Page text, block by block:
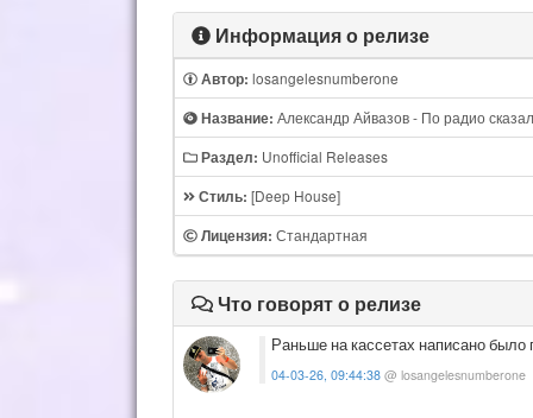
Информация о релизе
Автор: losangelesnumberone
Название: Александр Айвазов - По радио
Раздел: Unofficial Releases
Стиль: [Deep House]
Лицензия: Стандартная
Что говорят о релизе
Раньше на кассетах написано было
04-03-26, 09:44:38 @ losangelesnumberone